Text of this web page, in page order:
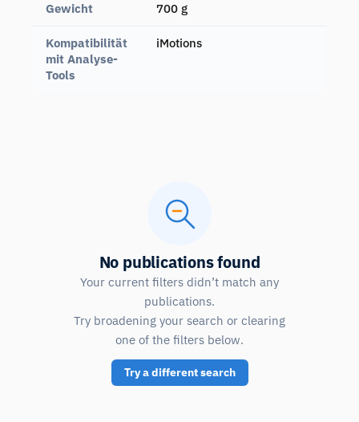
Gewicht 700 g
Kompatibilität
mit Analyse-
Tools
iMotions
No publications found
Your current filters didn’t match any
publications.
Try broadening your search or clearing
one of the filters below.
Try a different search